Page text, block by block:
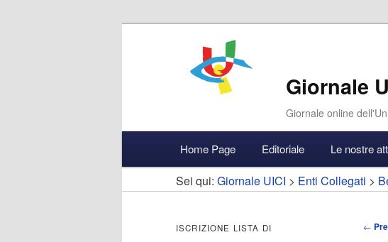
Giornale
Giornale online
Vai
al
contenuto
Vai
al
contenuto
Accedi
Home Page Editoriale Le nostre
Sei qui: Giornale UICI > Enti Collegati >
←
ISCRIZIONE LISTA DI